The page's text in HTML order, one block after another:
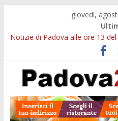
giovedì,
Notizie di Padova alle ore 13
Notizie di Padova alle ore 21:
auto nuove e concorsi comunali
Transizione 4.0, più tempo alle
Quando le dimissioni non fanno
previste nei casi di violenza di